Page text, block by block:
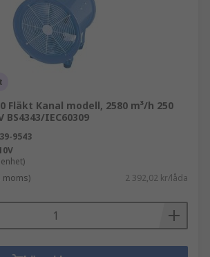
Fläkt Kanal modell, 2580 m³/h 250
BS4343/IEC60309
9543
moms) 2 392,02 kr/låda